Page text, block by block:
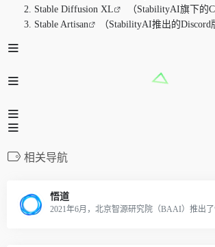
Stable Diffusion XL
（StabilityAI旗下的
Stable Artisan
（StabilityAI推出的Discord
相关导航
悟道